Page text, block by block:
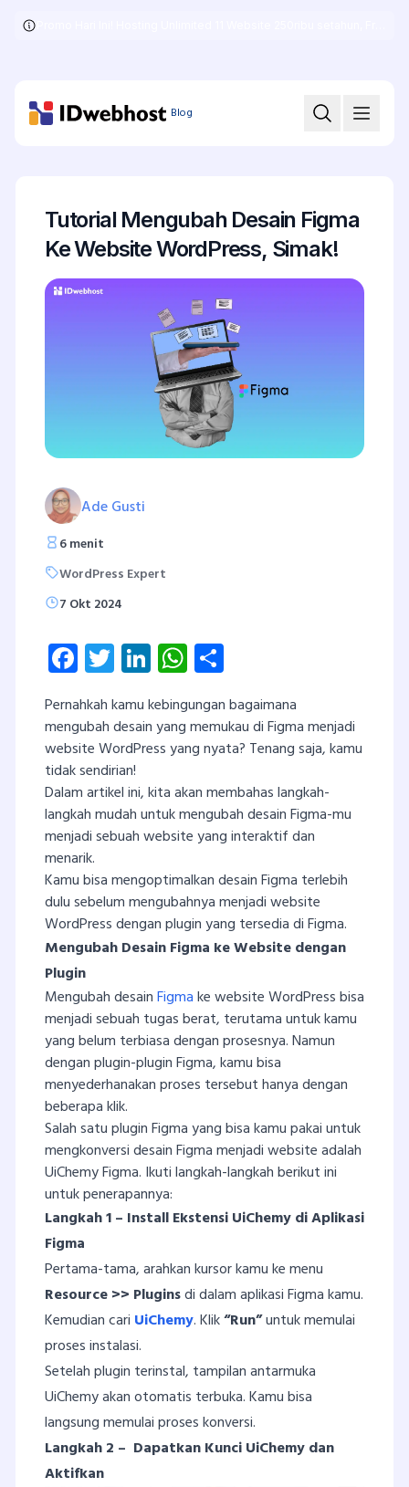
Blog
Tutorial Mengubah Desain Figma
Ke Website WordPress, Simak!
Ade Gusti
6 menit
WordPress Expert
7 Okt 2024
Facebook
Twitter
LinkedInWhatsApp
Pernahkah kamu kebingungan bagaimana
mengubah desain yang memukau di Figma menjadi
website WordPress yang nyata? Tenang saja, kamu
tidak sendirian!
Dalam artikel ini, kita akan membahas langkah-
langkah mudah untuk mengubah desain Figma-mu
menjadi sebuah website yang interaktif dan
menarik.
Kamu bisa mengoptimalkan desain Figma terlebih
dulu sebelum mengubahnya menjadi website
WordPress dengan plugin yang tersedia di Figma.
Mengubah Desain Figma ke Website dengan
Plugin
Mengubah desainFigmake website WordPress bisa
menjadi sebuah tugas berat, terutama untuk kamu
yang belum terbiasa dengan prosesnya. Namun
dengan plugin-plugin Figma, kamu bisa
menyederhanakan proses tersebut hanya dengan
beberapa klik.
Salah satu plugin Figma yang bisa kamu pakai untuk
mengkonversi desain Figma menjadi website adalah
UiChemy Figma. Ikuti langkah-langkah berikut ini
untuk penerapannya:
Langkah 1 – Install Ekstensi UiChemy di Aplikasi
Figma
Pertama-tama, arahkan kursor kamu ke menu
Resource >> Pluginsdi dalam aplikasi Figma kamu.
Kemudian cari UiChemy. Klik“Run”untuk memulai
proses instalasi.
Setelah plugin terinstal, tampilan antarmuka
UiChemy akan otomatis terbuka. Kamu bisa
langsung memulai proses konversi.
Langkah 2 – Dapatkan Kunci UiChemy dan
Aktifkan